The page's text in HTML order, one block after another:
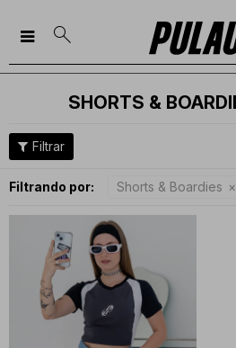

SHORTS &
Filtrando por: Shorts & Boardies